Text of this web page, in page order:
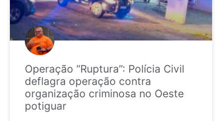
Operação “Ruptura”: Polícia Civil
deflagra operação contra
organização criminosa no Oeste
potiguar